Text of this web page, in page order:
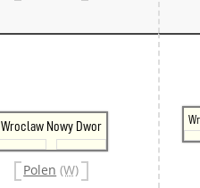
Wroclaw Nowy Dwor
Polen (W)